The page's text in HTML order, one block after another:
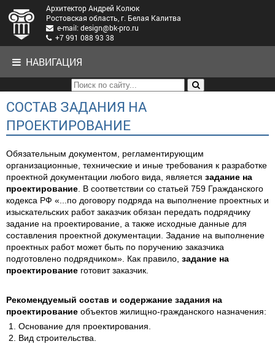
Архитектор Андрей Колюк
Ростовская область, г. Белая Калитва
e-mail: design@bk-pro.ru
+7 991 088 93 38
НАВИГАЦИЯ
СОСТАВ ЗАДАНИЯ НА
ПРОЕКТИРОВАНИЕ
Обязательным документом, регламентирующим
организационные, технические и иные требования к разработке
проектной документации любого вида, является задание на
проектирование . В соответствии со статьей 759 Гражданского
кодекса РФ «...по договору подряда на выполнение проектных и
изыскательских работ заказчик обязан передать подрядчику
задание на проектирование, а также исходные данные для
составления проектной документации. Задание на выполнение
проектных работ может быть по поручению заказчика
подготовлено подрядчиком». Как правило, задание на
проектирование готовит заказчик.
Рекомендуемый состав и содержание задания на
проектирование объектов жилищно-гражданского назначения:
Основание для проектирования.
Вид строительства.